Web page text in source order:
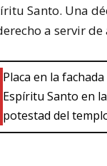
Santo. Una
a servir de
Placa en la
Espíritu Santo en
potestad del